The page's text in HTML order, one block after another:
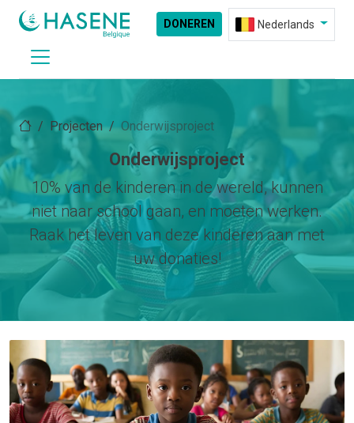
DONEREN Nederlands
Projecten Onderwijsproject
Onderwijsproject
10% van de kinderen in de wereld, kunnen
niet naar school gaan, en moeten werken.
Raak het leven van deze kinderen aan met
uw donaties!